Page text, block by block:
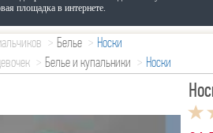
площадка в интернете.
Белье
Носки
Белье и купальники Носки